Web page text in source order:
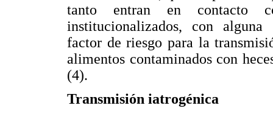
tanto entran en contacto
institucionalizados, con alguna
factor de riesgo para la
alimentos contaminados con
(4).
Transmisión iatrogénica